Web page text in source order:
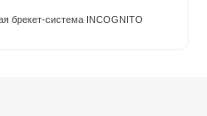
брекет-система INCOGNITO